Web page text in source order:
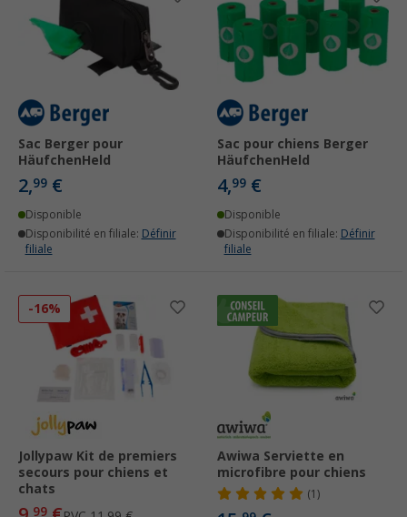
Sac Berger pour
HäufchenHeld
2,99 €
Disponible
Disponibilité en filiale: Définir
filiale
Sac pour chiens Berger
HäufchenHeld
4,99 €
Disponible
Disponibilité en filiale: Définir
filiale
-16%
Jollypaw Kit de premiers
secours pour chiens et
chats
99
Awiwa Serviette en
microfibre pour chiens
(1)